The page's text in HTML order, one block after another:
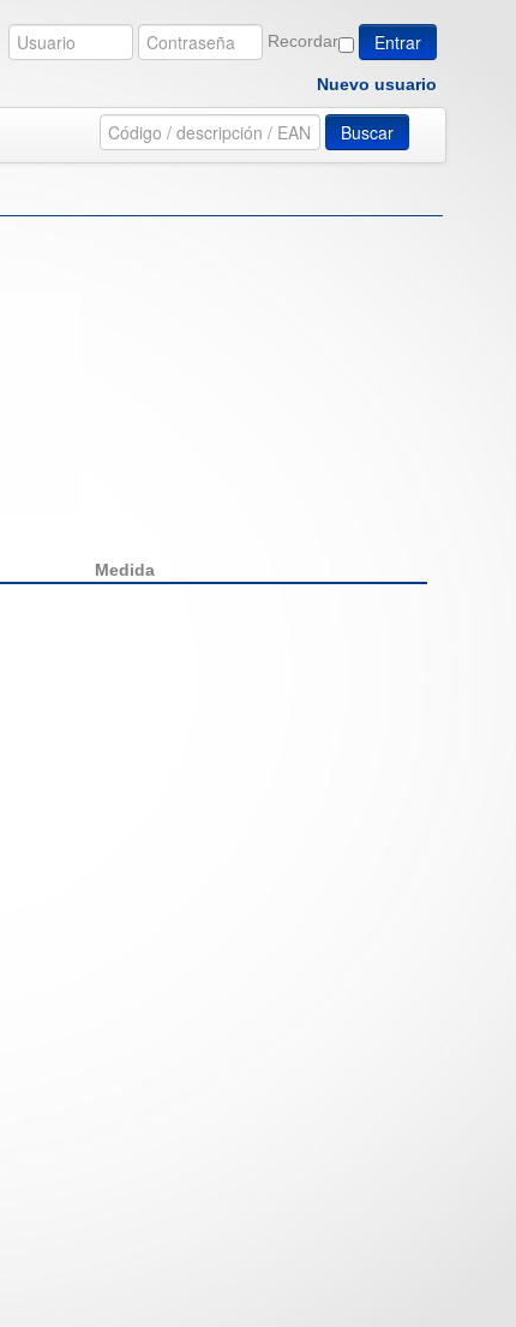
Recordar
Nuevo usuario
Buscar
Medida